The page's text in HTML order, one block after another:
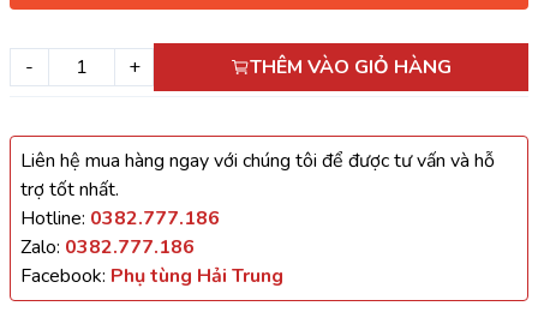
- + THÊM VÀO GIỎ HÀNG
Liên hệ mua hàng ngay với chúng tôi để được tư vấn và hỗ
trợ tốt nhất.
Hotline: 0382.777.186
Zalo: 0382.777.186
Facebook: Phụ tùng Hải Trung